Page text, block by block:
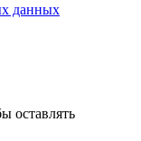
данных
оставлять